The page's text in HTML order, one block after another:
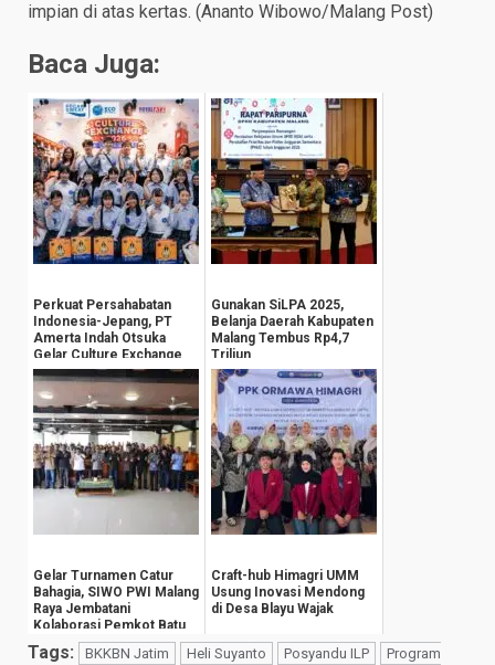
impian di atas kertas. (Ananto Wibowo/Malang Post)
Baca Juga:
Perkuat Persahabatan
Indonesia-Jepang, PT
Amerta Indah Otsuka
Gelar Culture Exchange
Berbasis Ekonom...
Gunakan SiLPA 2025,
Belanja Daerah Kabupaten
Malang Tembus Rp4,7
Triliun
Gelar Turnamen Catur
Bahagia, SIWO PWI Malang
Raya Jembatani
Kolaborasi Pemkot Batu
dan Insan Pers
Craft-hub Himagri UMM
Usung Inovasi Mendong
di Desa Blayu Wajak
Tags: BKKBN Jatim Heli Suyanto Posyandu ILP
Program